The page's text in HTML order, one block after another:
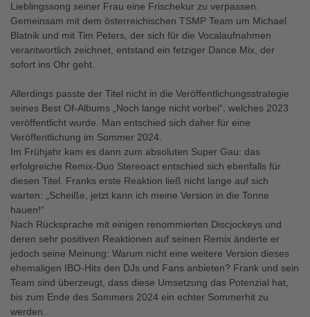
Lieblingssong seiner Frau eine Frischekur zu verpassen.
Gemeinsam mit dem österreichischen TSMP Team um Michael
Blatnik und mit Tim Peters, der sich für die Vocalaufnahmen
verantwortlich zeichnet, entstand ein fetziger Dance Mix, der
sofort ins Ohr geht.
Allerdings passte der Titel nicht in die Veröffentlichungsstrategie
seines Best Of-Albums „Noch lange nicht vorbei“, welches 2023
veröffentlicht wurde. Man entschied sich daher für eine
Veröffentlichung im Sommer 2024.
Im Frühjahr kam es dann zum absoluten Super Gau: das
erfolgreiche Remix-Duo Stereoact entschied sich ebenfalls für
diesen Titel. Franks erste Reaktion ließ nicht lange auf sich
warten: „Scheiße, jetzt kann ich meine Version in die Tonne
hauen!“
Nach Rücksprache mit einigen renommierten Discjockeys und
deren sehr positiven Reaktionen auf seinen Remix änderte er
jedoch seine Meinung: Warum nicht eine weitere Version dieses
ehemaligen IBO-Hits den DJs und Fans anbieten? Frank und sein
Team sind überzeugt, dass diese Umsetzung das Potenzial hat,
bis zum Ende des Sommers 2024 ein echter Sommerhit zu
werden.